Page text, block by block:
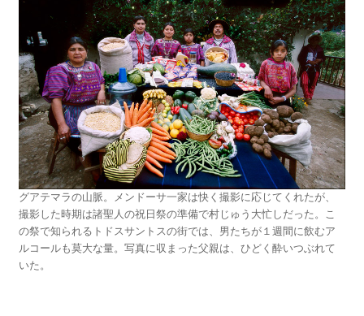
グアテマラの山脈。メンドーサ一家は快く撮影に応じてくれたが、
撮影した時期は諸聖人の祝日祭の準備で村じゅう大忙しだった。こ
の祭で知られるトドスサントスの街では、男たちが１週間に飲むア
ルコールも莫大な量。写真に収まった父親は、ひどく酔いつぶれて
いた。